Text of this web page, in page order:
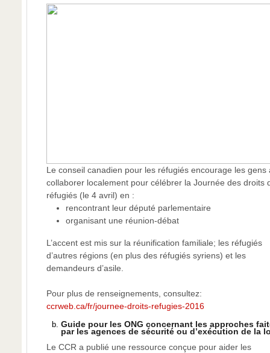
Le conseil canadien pour les réfugiés encourage les gens
collaborer localement pour célébrer la Journée des droits
réfugiés (le 4 avril) en :
rencontrant leur député parlementaire
organisant une réunion-débat
L’accent est mis sur la réunification familiale; les réfugiés
d’autres régions (en plus des réfugiés syriens) et les
demandeurs d’asile.
Pour plus de renseignements, consultez:
ccrweb.ca/fr/journee-droits-refugies-2016
Guide pour les ONG concernant les approches
par les agences de sécurité ou d’exécution de la
Le CCR a publié une ressource conçue pour aider les